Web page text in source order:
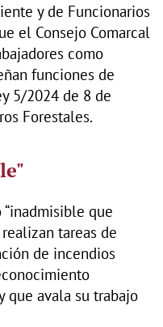
y de Funcionarios
el Consejo Comarcal
como
funciones de
5/2024 de 8 de
Forestales.
que
tareas de
de incendios
que avala su trabajo